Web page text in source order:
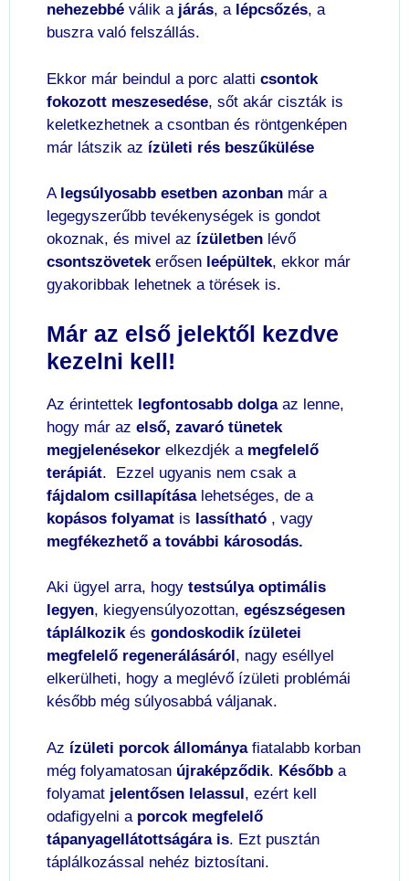
nehezebbé válik a járás, alépcsőzés, a
buszra való felszállás.
Ekkor már beindul a porc alatti csontok
fokozott meszesedése, sőt akár ciszták is
keletkezhetnek a csontban és röntgenképen
már látszik az ízületi rés beszűkülése
A legsúlyosabb esetben azonban már a
legegyszerűbb tevékenységek is gondot
okoznak, és mivel az ízületben lévő
csontszövetekerősen leépültek, ekkor már
gyakoribbak lehetnek a törések is.
Már az első jelektől kezdve
kezelni kell!
Az érintettek legfontosabb dolgaaz lenne,
hogy már az első, zavaró tünetek
megjelenésekor elkezdjék a megfelelő
terápiát. Ezzel ugyanis nem csak a
fájdalom csillapításalehetséges, de a
kopásos folyamat is lassítható , vagy
megfékezhető a további károsodás.
Aki ügyel arra, hogy testsúlya optimális
legyen, kiegyensúlyozottan, egészségesen
táplálkozikés gondoskodik ízületei
megfelelő regenerálásáról, nagy eséllyel
elkerülheti, hogy a meglévő ízületi problémái
később még súlyosabbá váljanak.
Az ízületi porcok állományafiatalabb korban
még folyamatosan újraképződik. Később a
folyamat jelentősen lelassul, ezért kell
odafigyelni a porcok megfelelő
tápanyagellátottságára is. Ezt pusztán
táplálkozással nehéz biztosítani.